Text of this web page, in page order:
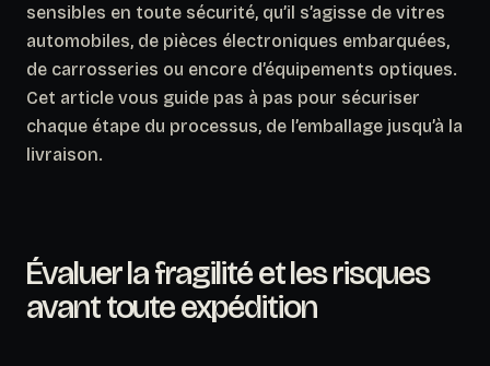
sensibles en toute sécurité, qu’il s’agisse de vitres
automobiles, de pièces électroniques embarquées,
de carrosseries ou encore d’équipements optiques.
Cet article vous guide pas à pas pour sécuriser
chaque étape du processus, de l’emballage jusqu’à la
livraison.
Évaluer la fragilité et les risques
avant toute expédition